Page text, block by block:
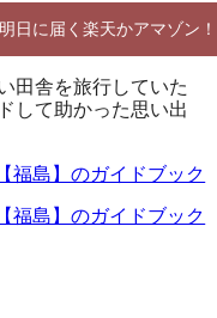
日に届く楽天かアマゾン！
田舎を旅行していた
して助かった思い出
福島】のガイドブック
福島】のガイドブック